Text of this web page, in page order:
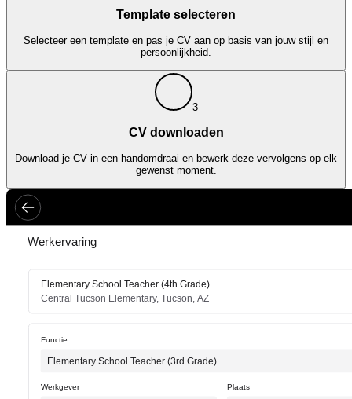
Template selecteren
Selecteer een template en pas je CV aan op basis van jouw stijl en
persoonlijkheid.
3
CV downloaden
Download je CV in een handomdraai en bewerk deze vervolgens op elk
gewenst moment.